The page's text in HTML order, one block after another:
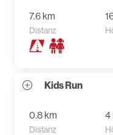
7.6 km
Distanz
Kids Run
0.8 km
Distanz
4